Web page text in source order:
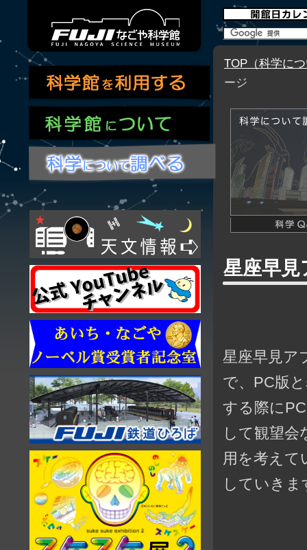
TOP（科学に
ージ
星座早
星座早見ア
で、PC版
する際に
して観望会
用を考えて
していきま